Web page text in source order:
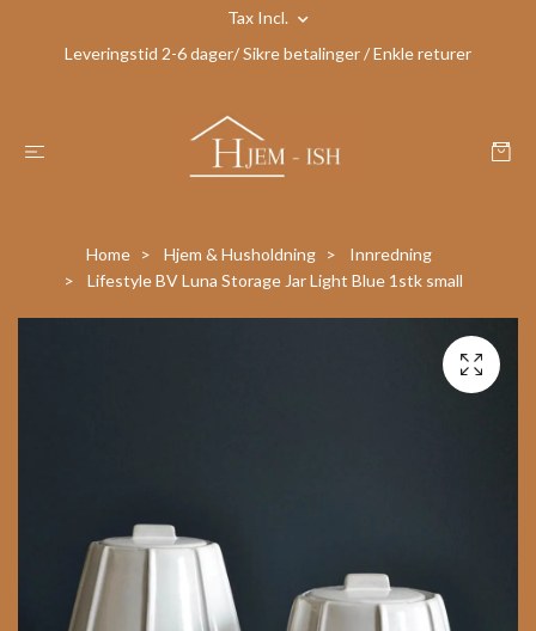
Tax Incl.
Leveringstid 2-6 dager/ Sikre betalinger / Enkle returer
Home Hjem & Husholdning
Innredning
Lifestyle BV Luna Storage Jar Light Blue 1stk small